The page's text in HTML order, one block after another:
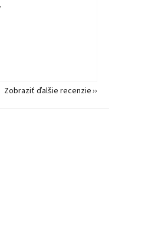
Zobraziť ďalšie recenzie